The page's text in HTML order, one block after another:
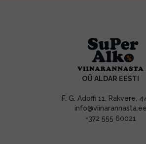
OÜ ALDAR EESTI
F. G. Adoffi 11, Rakvere,
info@viinarannasta.ee
+372 555 60021